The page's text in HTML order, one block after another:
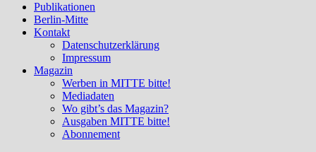
Publikationen
Berlin-Mitte
Kontakt
Datenschutzerklärung
Impressum
Magazin
Werben in MITTE bitte!
Mediadaten
Wo gibt’s das Magazin?
Ausgaben MITTE bitte!
Abonnement